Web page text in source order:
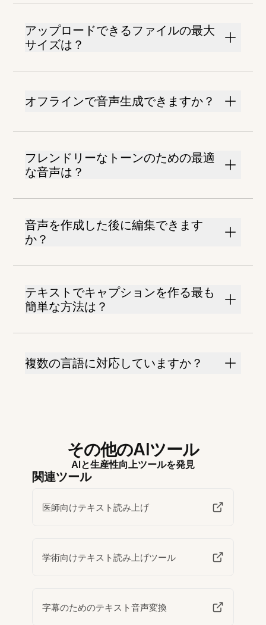
アップロードできるファイルの最大
サイズは？
オフラインで音声生成できますか？
フレンドリーなトーンのための最適
な音声は？
音声を作成した後に編集できます
か？
テキストでキャプションを作る最も
簡単な方法は？
複数の言語に対応していますか？
その他のAIツール
AIと生産性向上ツールを発見
関連ツール
医師向けテキスト読み上げ
学術向けテキスト読み上げツール
字幕のためのテキスト音声変換